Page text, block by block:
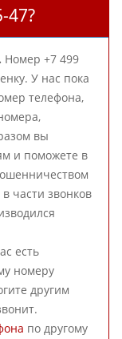
47?
Номер +7 499
У нас пока
телефона,
вы
и поможете в
части звонков
есть
номеру
другим
по другому